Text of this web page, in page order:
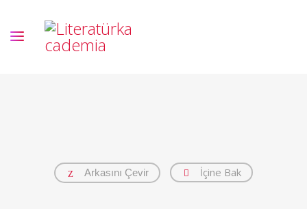
Arkasını Çevir İçine Bak